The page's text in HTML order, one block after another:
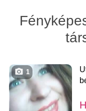
1